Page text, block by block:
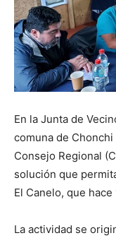
En la Junta de
comuna de
Consejo Regional
solución que
El Canelo, que
La actividad se